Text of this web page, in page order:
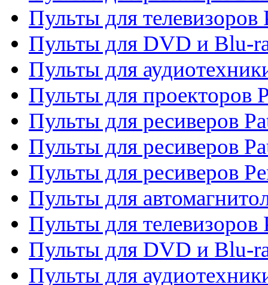
Пульты для телевизоров
Пульты для DVD и Blu-
Пульты для
Пульты для проекторов
Пульты для ресиверов
Пульты для ресиверов
Пульты для ресиверов
Пульты для
Пульты для телевизоров
Пульты для DVD и Blu-
Пульты для